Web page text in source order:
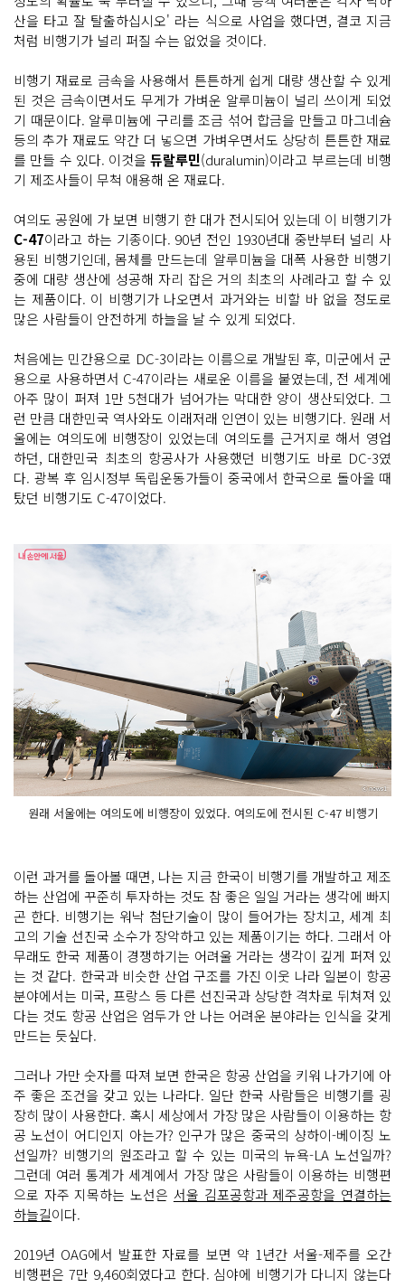
산을 타고 잘 탈출하십시오' 라는 식으로 사업을 했다면, 결코 지금
처럼 비행기가 널리 퍼질 수는 없었을 것이다.
비행기 재료로 금속을 사용해서 튼튼하게 쉽게 대량 생산할 수 있게
된 것은 금속이면서도 무게가 가벼운 알루미늄이 널리 쓰이게 되었
기 때문이다. 알루미늄에 구리를 조금 섞어 합금을 만들고 마그네슘
등의 추가 재료도 약간 더 넣으면 가벼우면서도 상당히 튼튼한 재료
를 만들 수 있다. 이것을듀랄루민(duralumin)이라고 부르는데 비행
기 제조사들이 무척 애용해 온 재료다.
여의도 공원에 가 보면 비행기 한 대가 전시되어 있는데 이 비행기가
C-47이라고 하는 기종이다. 90년 전인 1930년대 중반부터 널리 사
용된 비행기인데, 몸체를 만드는데 알루미늄을 대폭 사용한 비행기
중에 대량 생산에 성공해 자리 잡은 거의 최초의 사례라고 할 수 있
는 제품이다. 이 비행기가 나오면서 과거와는 비할 바 없을 정도로
많은 사람들이 안전하게 하늘을 날 수 있게 되었다.
처음에는 민간용으로 DC-3이라는 이름으로 개발된 후, 미군에서 군
용으로 사용하면서 C-47이라는 새로운 이름을 붙였는데, 전 세계에
아주 많이 퍼져 1만 5천대가 넘어가는 막대한 양이 생산되었다. 그
런 만큼 대한민국 역사와도 이래저래 인연이 있는 비행기다. 원래 서
울에는 여의도에 비행장이 있었는데 여의도를 근거지로 해서 영업
하던, 대한민국 최초의 항공사가 사용했던 비행기도 바로 DC-3였
다. 광복 후 임시정부 독립운동가들이 중국에서 한국으로 돌아올 때
탔던 비행기도 C-47이었다.
원래 서울에는 여의도에 비행장이 있었다. 여의도에 전시된 C-47 비행기
이런 과거를 돌아볼 때면, 나는 지금 한국이 비행기를 개발하고 제조
하는 산업에 꾸준히 투자하는 것도 참 좋은 일일 거라는 생각에 빠지
곤 한다. 비행기는 워낙 첨단기술이 많이 들어가는 장치고, 세계 최
고의 기술 선진국 소수가 장악하고 있는 제품이기는 하다. 그래서 아
무래도 한국 제품이 경쟁하기는 어려울 거라는 생각이 깊게 퍼져 있
는 것 같다. 한국과 비슷한 산업 구조를 가진 이웃 나라 일본이 항공
분야에서는 미국, 프랑스 등 다른 선진국과 상당한 격차로 뒤쳐져 있
다는 것도 항공 산업은 엄두가 안 나는 어려운 분야라는 인식을 갖게
만드는 듯싶다.
그러나 가만 숫자를 따져 보면 한국은 항공 산업을 키워 나가기에 아
주 좋은 조건을 갖고 있는 나라다. 일단 한국 사람들은 비행기를 굉
장히 많이 사용한다. 혹시 세상에서 가장 많은 사람들이 이용하는 항
공 노선이 어디인지 아는가? 인구가 많은 중국의 샹하이-베이징 노
선일까? 비행기의 원조라고 할 수 있는 미국의 뉴욕-LA 노선일까?
그런데 여러 통계가 세계에서 가장 많은 사람들이 이용하는 비행편
으로 자주 지목하는 노선은 서울 김포공항과 제주공항을 연결하는
하늘길이다.
2019년 OAG에서 발표한 자료를 보면 약 1년간 서울-제주를 오간
비행편은 7만 9,460회였다고 한다. 심야에 비행기가 다니지 않는다